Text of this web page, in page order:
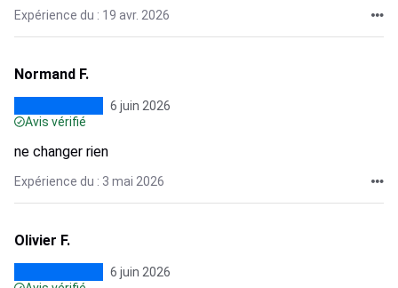
Expérience du : 19 avr. 2026
Normand F.
6 juin 2026
Avis vérifié
ne changer rien
Expérience du : 3 mai 2026
Olivier F.
6 juin 2026